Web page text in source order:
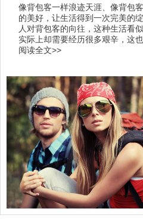
像背包客一样浪迹天涯、像背包
的美好，让生活得到一次完美的
人对背包客的向往，这种生活看
实际上却需要经历很多艰辛，这也
阅读全文>>